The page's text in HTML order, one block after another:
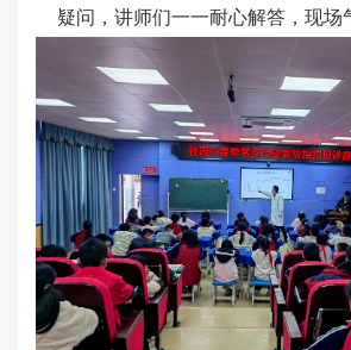
疑问，讲师们一一耐心解答，现场